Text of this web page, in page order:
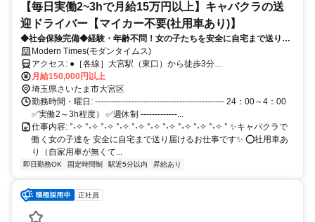
【毎日実働2~3hで月給15万円以上】キャバクラの送
迎ドライバー【マイカー不要(社用車あり)】
◆社会保険完備◆経験・年齢不問！女の子たちを安全に自宅まで送り届
けるお仕事です！
Modern Times(モダンタイムス)
アクセス: ●［各線］大宮駅（東口）から徒歩3分
=============================== ⏩大宮駅なので複数路線利
用可能 池袋方面・新宿方面・渋谷方面・ 横浜方面・群馬方面も直通
電車あり！ 〈在来線〉 ・JR埼京線 ・JR湘南新宿ライン ・JR京浜東
北線 ・JR東北本線 ・JR川越線 ・JR高崎線 ------- 〈私鉄〉 ・埼玉新
都市交通伊奈線 ・東武野田線 ◎浦和・川口・蕨・赤羽・日暮里・上
野 戸田・上尾・桶川・鴻巣・熊谷・籠原 深谷から乗り換えナシ
月給150,000円以上
埼玉県さいたま市大宮区
勤務時間・曜日: ---------------------------------------------- 24：00～4：00
✅実働2～3h程度） ✅週休制 -------------...
仕事内容: °˖✧ °˖✧ °˖✧ °˖✧ °˖✧ °˖✧ °˖✧ °˖✧ °˖✧ °˖✧ ° ✨キャバクラで
働く女の子達を 安全に自宅まで送り届けるお仕事です✨ ⭕社用車あ
り（自家用車が無くて...
即日勤務OK 固定時間制 駅近5分以内 昇給あり
正社員